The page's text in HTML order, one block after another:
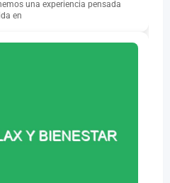
una experiencia pensada
en